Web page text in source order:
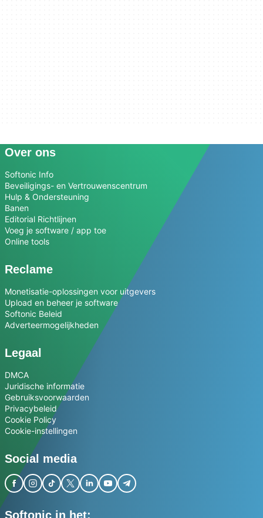
Over ons
Softonic Info
Beveiligings- en Vertrouwenscentrum
Hulp & Ondersteuning
Banen
Editorial Richtlijnen
Voeg je software / app toe
Online tools
Reclame
Monetisatie-oplossingen voor uitgevers
Upload en beheer je software
Softonic Beleid
Adverteermogelijkheden
Legaal
DMCA
Juridische informatie
Gebruiksvoorwaarden
Privacybeleid
Cookie Policy
Cookie-instellingen
Social media
Softonic in het: